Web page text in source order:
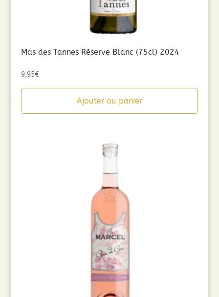
Mas des Tannes Réserve Blanc (75cl) 2024
9,95€
Ajouter au panier